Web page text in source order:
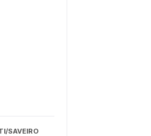
SAVEIRO